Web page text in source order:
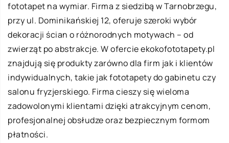
fototapet na wymiar. Firma z siedzibą w Tarnobrzegu,
przy ul. Dominikańskiej 12, oferuje szeroki wybór
dekoracji ścian o różnorodnych motywach – od
zwierząt po abstrakcje. W ofercie ekokofototapety.pl
znajdują się produkty zarówno dla firm jak i klientów
indywidualnych, takie jak fototapety do gabinetu czy
salonu fryzjerskiego. Firma cieszy się wieloma
zadowolonymi klientami dzięki atrakcyjnym cenom,
profesjonalnej obsłudze oraz bezpiecznym formom
płatności.